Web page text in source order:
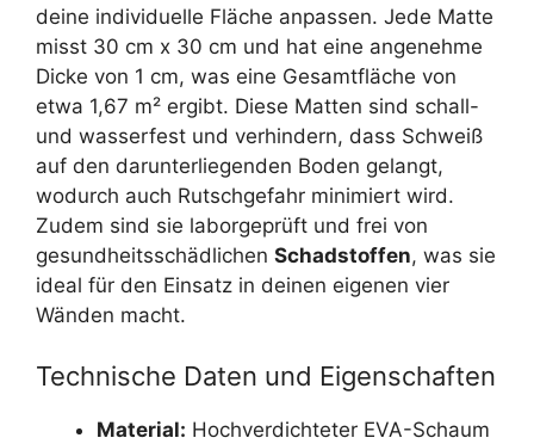
deine individuelle Fläche anpassen. Jede Matte
misst 30 cm x 30 cm und hat eine angenehme
Dicke von 1 cm, was eine Gesamtfläche von
etwa 1,67 m² ergibt. Diese Matten sind schall-
und wasserfest und verhindern, dass Schweiß
auf den darunterliegenden Boden gelangt,
wodurch auch Rutschgefahr minimiert wird.
Zudem sind sie laborgeprüft und frei von
gesundheitsschädlichen Schadstoffen, was sie
ideal für den Einsatz in deinen eigenen vier
Wänden macht.
Technische Daten und Eigenschaften
Material: Hochverdichteter EVA-Schaum